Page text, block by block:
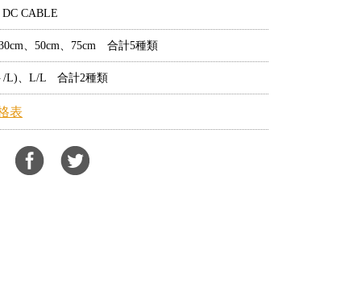
CABLE
、50cm、75cm 合計5種類
/L)、L/L 合計2種類
表